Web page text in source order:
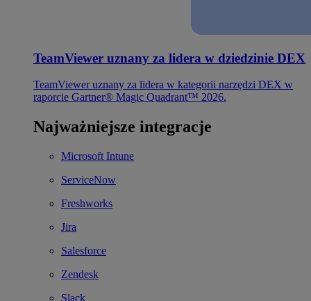
TeamViewer uznany za lidera w dziedzinie DEX
TeamViewer uznany za lidera w kategorii narzędzi DEX w
raporcie Gartner® Magic Quadrant™ 2026.
Najważniejsze integracje
Microsoft Intune
ServiceNow
Freshworks
Jira
Salesforce
Zendesk
Slack